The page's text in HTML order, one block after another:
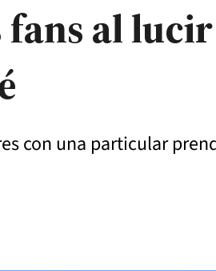
al
con una particular